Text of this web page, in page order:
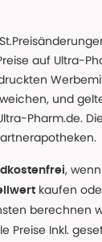
auf Ultra-
und
Pharm.de.
,
kaufen
berechnen
Preise Inkl.